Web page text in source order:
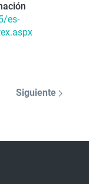
es-
Siguiente